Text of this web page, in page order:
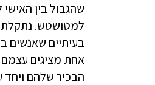
שהגבול בין
למטושטש.
בעיתיים שאנשים
אחת מציגים
הבכיר שלהם ויחד